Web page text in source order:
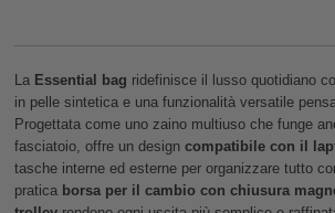
La Essential bag ridefinisce il lusso quotidiano
in pelle sintetica e una funzionalità versatile
Progettata come uno zaino multiuso che funge
fasciatoio, offre un design compatibile con il
tasche interne ed esterne per organizzare tutto
pratica borsa per il cambio con chiusura